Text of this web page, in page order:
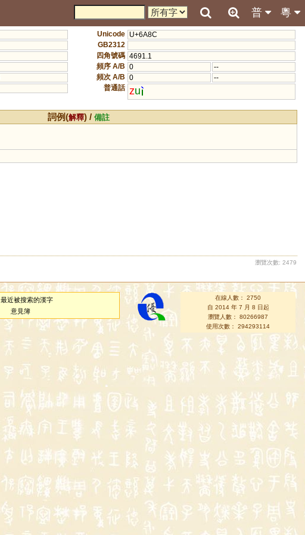
粵
普
Unicode U+6A8C
GB2312
四角號碼 4691.1
頻序 A/B 0
--
頻次 A/B 0
--
普通話 zu
詞例(解釋) /備註
瀏覽次數: 2479
最近被搜索的漢字
意見簿
在線人數： 2750
自 2014 年 7 月 8 日起
瀏覽人數： 80266987
使用次數： 294293114